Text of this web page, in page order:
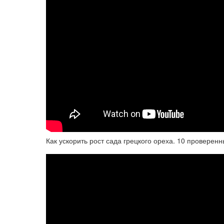
Как ускорить рост сада грецкого ореха. 10